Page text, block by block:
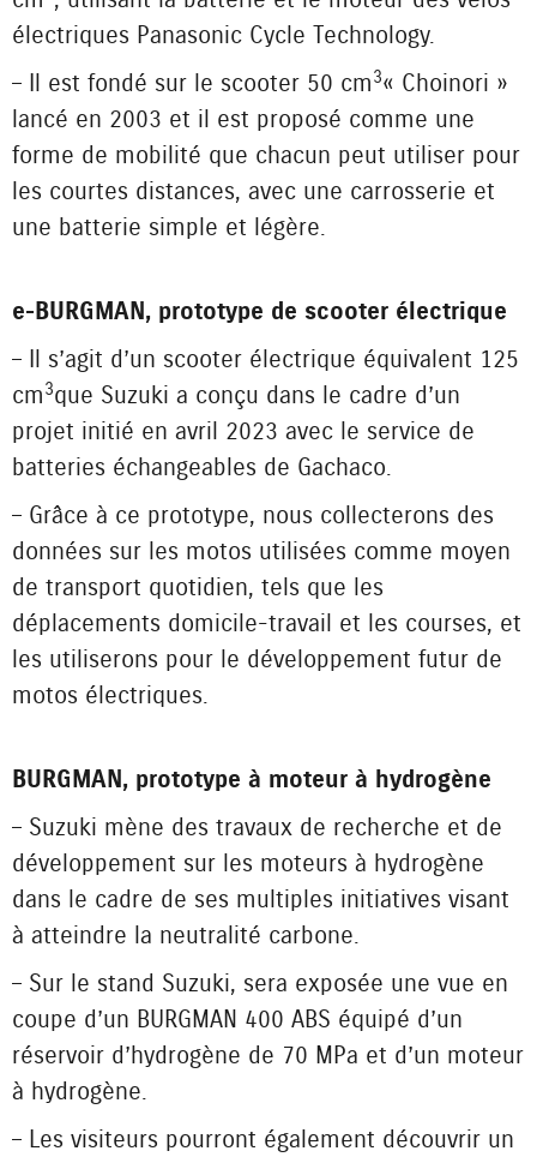
électriques Panasonic Cycle Technology.
– Il est fondé sur le scooter 50 cm3« Choinori »
lancé en 2003 et il est proposé comme une
forme de mobilité que chacun peut utiliser pour
les courtes distances, avec une carrosserie et
une batterie simple et légère.
e-BURGMAN, prototype de scooter électrique
– Il s’agit d’un scooter électrique équivalent 125
cm3que Suzuki a conçu dans le cadre d’un
projet initié en avril 2023 avec le service de
batteries échangeables de Gachaco.
– Grâce à ce prototype, nous collecterons des
données sur les motos utilisées comme moyen
de transport quotidien, tels que les
déplacements domicile-travail et les courses, et
les utiliserons pour le développement futur de
motos électriques.
BURGMAN, prototype à moteur à hydrogène
– Suzuki mène des travaux de recherche et de
développement sur les moteurs à hydrogène
dans le cadre de ses multiples initiatives visant
à atteindre la neutralité carbone.
– Sur le stand Suzuki, sera exposée une vue en
coupe d’un BURGMAN 400 ABS équipé d’un
réservoir d’hydrogène de 70 MPa et d’un moteur
à hydrogène.
– Les visiteurs pourront également découvrir un